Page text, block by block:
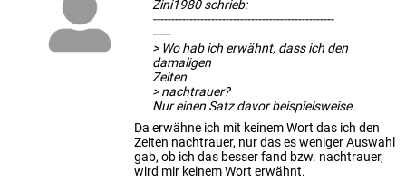
Zini1980 schrieb:
--------------------------------------------------
-----
> Wo hab ich erwähnt, dass ich den
damaligen
Zeiten
> nachtrauer?
Nur einen Satz davor beispielsweise.
Da erwähne ich mit keinem Wort das ich den
Zeiten nachtrauer, nur das es weniger Auswahl
gab, ob ich das besser fand bzw. nachtrauer,
wird mir keinem Wort erwähnt.